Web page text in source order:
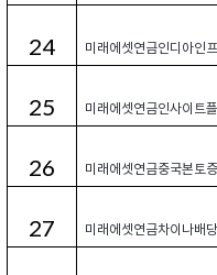
24 미래에셋연금인디아인
25 미래에셋연금인사이트
26 미래에셋연금중국본토
27 미래에셋연금차이나배